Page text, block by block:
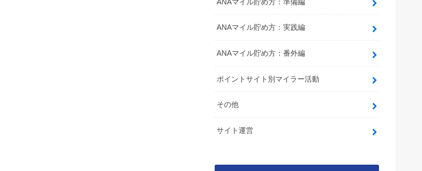
ANAマイル貯め方：準備編
ANAマイル貯め方：実践編
ANAマイル貯め方：番外編
ポイントサイト別マイラー活動
その他
サイト運営